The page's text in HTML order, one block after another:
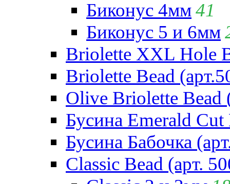
Биконус 4мм41
Биконус 5 и 6мм
Briolette XXL Hole
Briolette Bead
Olive Briolette Bead
Бусина Emerald Cut
Бусина Бабочка
Classic Bead (арт.